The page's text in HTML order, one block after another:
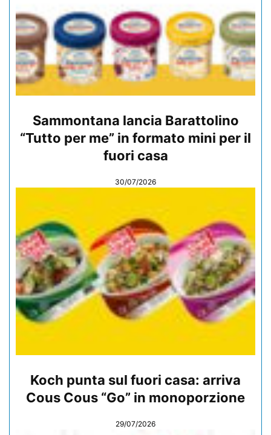
Sammontana lancia Barattolino
“Tutto per me” in formato mini per il
fuori casa
30/07/2026
Koch punta sul fuori casa: arriva
Cous Cous “Go” in monoporzione
29/07/2026